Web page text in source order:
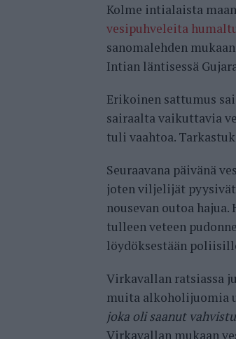
Kolme intialaista
vesipuhveleita
sanomalehden
Intian läntisessä
Erikoinen sattumus
sairaalta vaikuttavia
tuli vaahtoa.
Seuraavana päivänä
joten viljelijät
nousevan outoa
tulleen veteen
löydöksestään
Virkavallan ratsiassa
muita alkoholijuomia
joka oli saanut
Virkavallan mukaan